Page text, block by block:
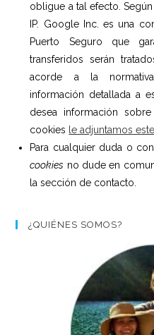
obligue a tal efecto.
IP. Google Inc. es una
Puerto Seguro que
transferidos serán
acorde a la
información detallada a
desea información
cookies le adjuntamos
Para cualquier duda o
cookies no dude en
la sección de contacto.
¿QUIÉNES SOMOS?